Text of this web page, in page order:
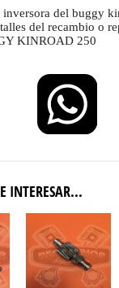
del buggy
del recambio o
KINROAD 250
INTERESAR...